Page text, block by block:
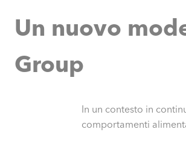
Un nuovo
Group
In un contesto in
comportamenti